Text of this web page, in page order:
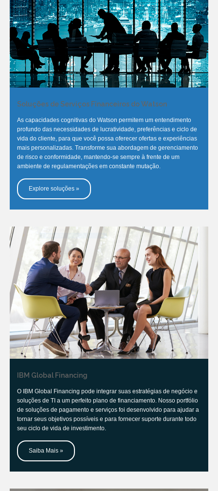
Soluções de Serviços Financeiros do Watson
As capacidades cognitivas do Watson permitem um entendimento
profundo das necessidades de lucratividade, preferências e ciclo de
vida do cliente, para que você possa oferecer ofertas e experiências
mais personalizadas. Transforme sua abordagem de gerenciamento
de risco e conformidade, mantendo-se sempre à frente de um
ambiente de regulamentações em constante mutação.
Explore soluções »
IBM Global Financing
O IBM Global Financing pode integrar suas estratégias de negócio e
soluções de TI a um perfeito plano de financiamento. Nosso portfólio
de soluções de pagamento e serviços foi desenvolvido para ajudar a
tornar seus objetivos possíveis e para fornecer suporte durante todo
seu ciclo de vida de investimento.
Saiba Mais »